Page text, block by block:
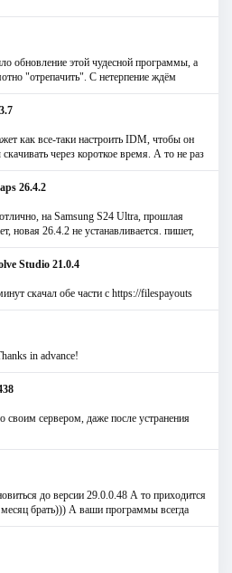
обновление этой чудесной программы, а
"отрепачить". С нетерпение ждём
как все-таки настроить IDM, чтобы он
через короткое время. А то не раз
26.4.2
на Samsung S24 Ultra, прошлая
новая 26.4.2 не устанавливается. пишет,
Studio 21.0.4
скачал обе части с https://filespayouts
in advance!
своим сервером, даже после устранения
до версии 29.0.0.48 А то приходится
брать))) А ваши программы всегда